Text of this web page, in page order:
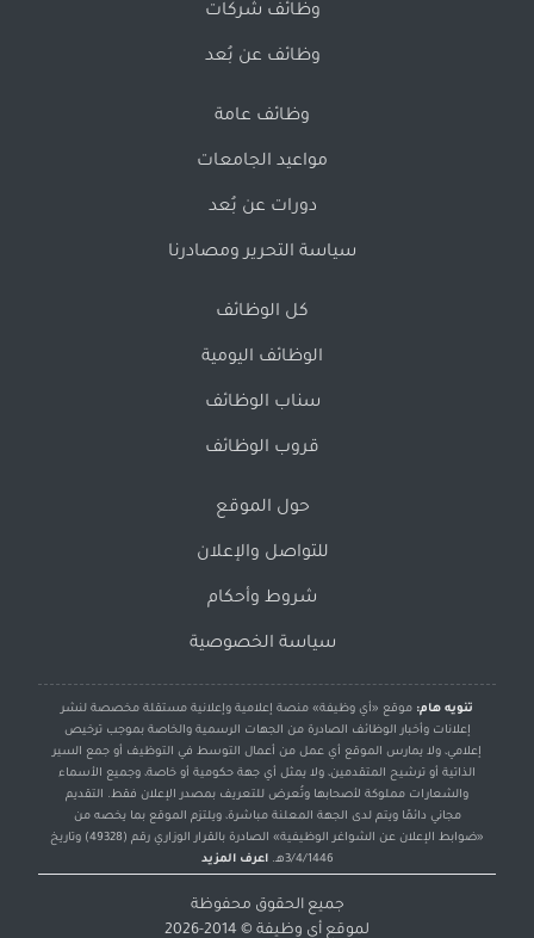
وظائف شركات
وظائف عن بُعد
وظائف عامة
مواعيد الجامعات
دورات عن بُعد
سياسة التحرير ومصادرنا
كل الوظائف
الوظائف اليومية
سناب الوظائف
قروب الوظائف
حول الموقع
للتواصل والإعلان
شروط وأحكام
سياسة الخصوصية
تنويه هام: موقع «أي وظيفة» منصة إعلامية وإعلانية مستقلة مخصصة لنشر
إعلانات وأخبار الوظائف الصادرة من الجهات الرسمية والخاصة بموجب ترخيص
إعلامي، ولا يمارس الموقع أي عمل من أعمال التوسط في التوظيف أو جمع السير
الذاتية أو ترشيح المتقدمين، ولا يمثل أي جهة حكومية أو خاصة، وجميع الأسماء
والشعارات مملوكة لأصحابها وتُعرض للتعريف بمصدر الإعلان فقط. التقديم
مجاني دائمًا ويتم لدى الجهة المعلنة مباشرة، ويلتزم الموقع بما يخصه من
«ضوابط الإعلان عن الشواغر الوظيفية» الصادرة بالقرار الوزاري رقم (49328) وتاريخ
3/4/1446هـ.
اعرف المزيد
جميع الحقوق محفوظة
لموقع أي وظيفة © 2014-2026